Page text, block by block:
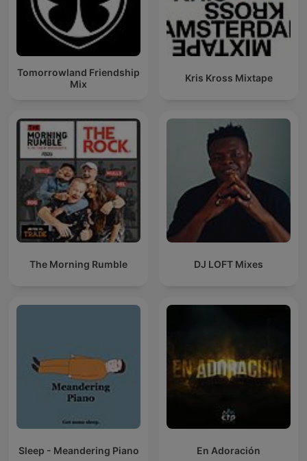
Tomorrowland Friendship
Mix
Kris Kross Mixtape
The Morning Rumble DJ LOFT Mixes
Sleep - Meandering Piano En Adoración